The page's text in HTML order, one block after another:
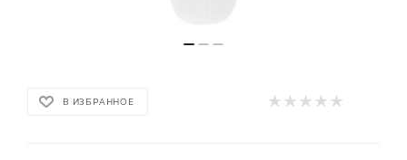
В ИЗБРАННОЕ